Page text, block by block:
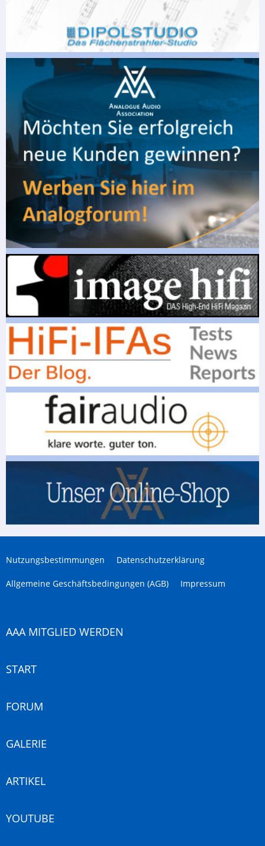
Nutzungsbestimmungen Datenschutzerklärung
Allgemeine Geschäftsbedingungen (AGB) Impressum
AAA MITGLIED WERDEN
START
FORUM
GALERIE
ARTIKEL
YOUTUBE